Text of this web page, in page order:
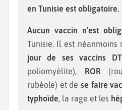
en Tunisie est obligatoire.
Aucun vaccin n’est
Tunisie. Il est néanmoins
jour de ses vaccins
poliomyélite), ROR
rubéole) et de se faire
typhoïde, la rage et les